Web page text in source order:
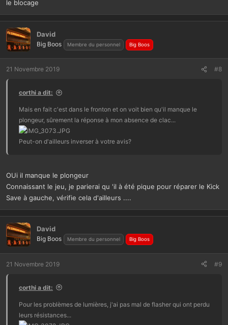
le blocage
David
Big Boos Membre du personnel Big Boos
21 Novembre 2019 #8
corthi a dit:
Mais en fait c'est dans le fronton et on voit bien qu'il manque le
plongeur, sûrement la réponse à mon absence de clac...
Peut-on d'ailleurs inverser à votre avis?
OUi il manque le plongeur
Connaissant le jeu, je parierai qu 'il à été pique pour réparer le Kick
Save à gauche, vérifie cela d'ailleurs ....
David
Big Boos Membre du personnel Big Boos
21 Novembre 2019 #9
corthi a dit:
Pour les problèmes de lumières, j'ai pas mal de flasher qui ont perdu
leurs résistances...